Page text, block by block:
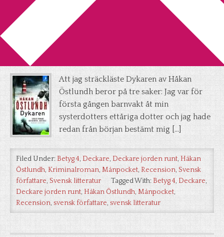
Recension: Dykaren av Håkan
Östlundh
2011-07-18
Att jag sträckläste Dykaren av Håkan
Östlundh beror på tre saker: Jag var för
första gången barnvakt åt min
systerdotters ettåriga dotter och jag hade
redan från början bestämt mig […]
Filed Under:Betyg 4, Deckare, Deckare jorden runt, Håkan
Östlundh, Kriminalroman, Månpocket, Recension, Svensk
författare, Svensk litteratur Tagged With: Betyg 4, Deckare,
Deckare jorden runt, Håkan Östlundh, Månpocket,
Recension, svensk författare, svensk litteratur